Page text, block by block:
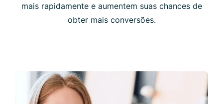
mais rapidamente e aumentem suas chances de
obter mais conversões.